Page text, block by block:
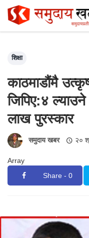
शिक्षा
काठमाडौंमै
जिपिए:४ ल्याउने
लाख पुरस्कार
समुदाय खबर २०
Array
Share - 0